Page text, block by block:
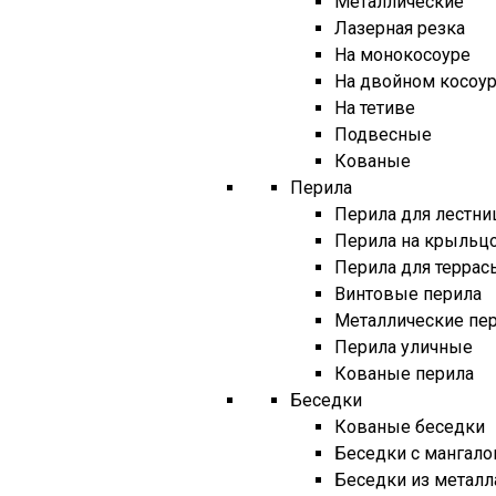
Лазерная резка
На монокосоуре
На двойном
На тетиве
Подвесные
Кованые
Перила
Перила для
Перила на
Перила для
Винтовые перила
Металлические
Перила уличные
Кованые перила
Беседки
Кованые беседки
Беседки с
Беседки из